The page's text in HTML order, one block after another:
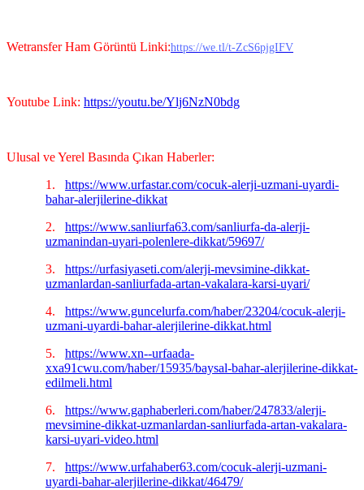
Wetransfer Ham Görüntü Linki:https://we.tl/t-ZcS6pjgIFV
Youtube Link: https://youtu.be/Ylj6NzN0bdg
Ulusal ve Yerel Basında Çıkan Haberler:
1.
https://www.urfastar.com/cocuk-alerji-uzmani-uyardi-
bahar-alerjilerine-dikkat
2.
https://www.sanliurfa63.com/sanliurfa-da-alerji-
uzmanindan-uyari-polenlere-dikkat/59697/
3.
https://urfasiyaseti.com/alerji-mevsimine-dikkat-
uzmanlardan-sanliurfada-artan-vakalara-karsi-uyari/
4.
https://www.guncelurfa.com/haber/23204/cocuk-alerji-
uzmani-uyardi-bahar-alerjilerine-dikkat.html
5.
https://www.xn--urfaada-
xxa91cwu.com/haber/15935/baysal-bahar-alerjilerine-dikkat-
edilmeli.html
6.
https://www.gaphaberleri.com/haber/247833/alerji-
mevsimine-dikkat-uzmanlardan-sanliurfada-artan-vakalara-
karsi-uyari-video.html
7.
https://www.urfahaber63.com/cocuk-alerji-uzmani-
uyardi-bahar-alerjilerine-dikkat/46479/